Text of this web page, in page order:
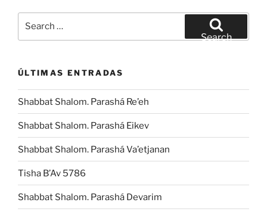
Search
ÚLTIMAS ENTRADAS
Shabbat Shalom. Parashá Re’eh
Shabbat Shalom. Parashá Eikev
Shabbat Shalom. Parashá Va’etjanan
Tisha B’Av 5786
Shabbat Shalom. Parashá Devarim